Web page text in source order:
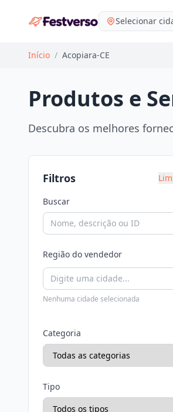
Selecionar
Início / Acopiara-CE
Produtos e
Descubra os melhores
Filtros
Buscar
Região do vendedor
Nenhuma cidade selecionada
Categoria
Tipo